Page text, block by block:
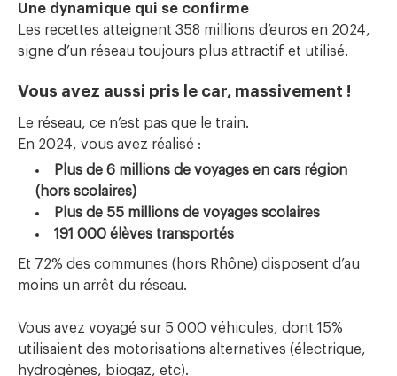
Une dynamique qui se confirme
Les recettes atteignent 358 millions d’euros en 2024,
signe d’un réseau toujours plus attractif et utilisé.
Vous avez aussi pris le car, massivement !
Le réseau, ce n’est pas que le train.
En 2024, vous avez réalisé :
Plus de 6 millions de voyages en cars région
(hors scolaires)
Plus de 55 millions de voyages scolaires
191 000 élèves transportés
Et 72% des communes (hors Rhône) disposent d’au
moins un arrêt du réseau.
Vous avez voyagé sur 5 000 véhicules, dont 15%
utilisaient des motorisations alternatives (électrique,
hydrogènes, biogaz, etc).